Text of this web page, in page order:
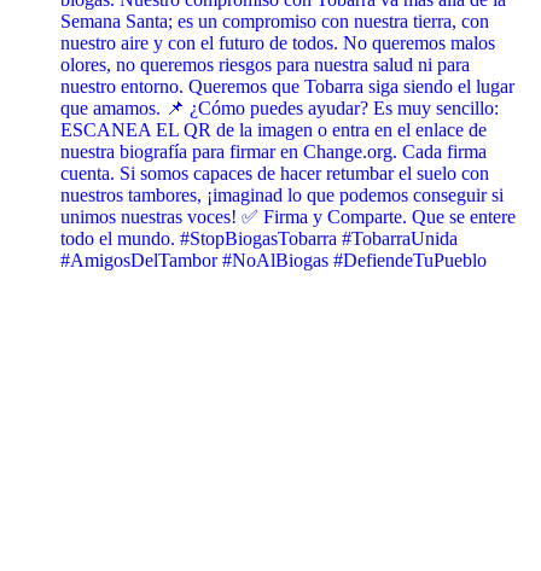
Semana Santa; es un compromiso con nuestra tierra, con
nuestro aire y con el futuro de todos. No queremos malos
olores, no queremos riesgos para nuestra salud ni para
nuestro entorno. Queremos que Tobarra siga siendo el lugar
que amamos. 📌 ¿Cómo puedes ayudar? Es muy sencillo:
ESCANEA EL QR de la imagen o entra en el enlace de
nuestra biografía para firmar en Change.org. Cada firma
cuenta. Si somos capaces de hacer retumbar el suelo con
nuestros tambores, ¡imaginad lo que podemos conseguir si
unimos nuestras voces! ✅ Firma y Comparte. Que se entere
todo el mundo. #StopBiogasTobarra #TobarraUnida
#AmigosDelTambor #NoAlBiogas #DefiendeTuPueblo